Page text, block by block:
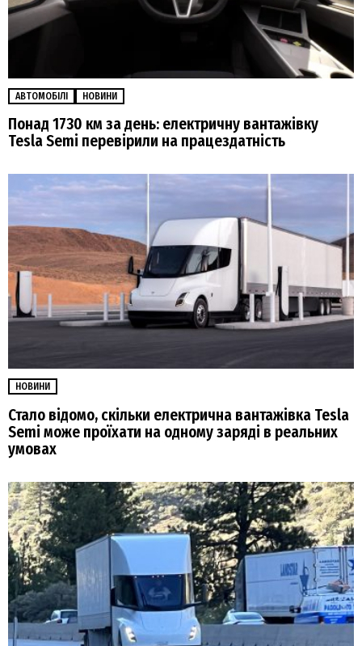
АВТОМОБІЛІ НОВИНИ
Понад 1730 км за день: електричну вантажівку
Tesla Semi перевірили на працездатність
НОВИНИ
Стало відомо, скільки електрична вантажівка Tesla
Semi може проїхати на одному заряді в реальних
умовах